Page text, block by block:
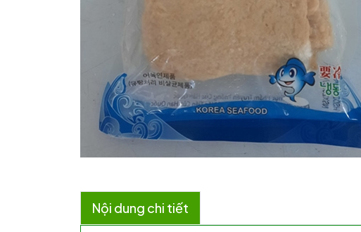
Nội dung chi tiết